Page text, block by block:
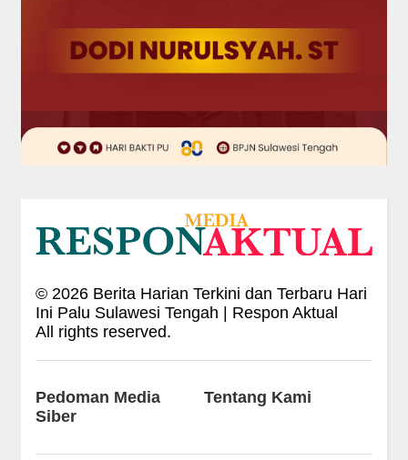
© 2026Berita Harian Terkini dan Terbaru Hari
Ini Palu Sulawesi Tengah | Respon Aktual
All rights reserved.
Pedoman Media
Siber
Tentang Kami